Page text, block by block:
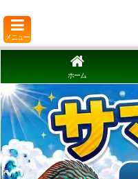
メニュー
ホーム